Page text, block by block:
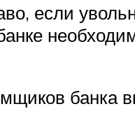
если
банка